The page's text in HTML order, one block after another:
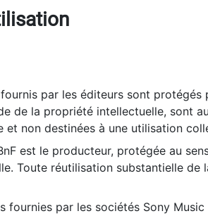
par les éditeurs sont protégés
de la propriété intellectuelle, sont
non destinées à une utilisation
est le producteur, protégée au
Toute réutilisation substantielle de
fournies par les sociétés Sony Music